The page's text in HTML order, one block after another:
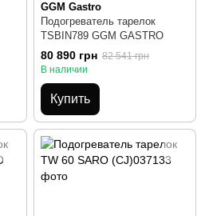
GGM Gastro
Подогреватель тарелок
TSBIN789 GGM GASTRO
80 890 грн 82 541 грн
В наличии
Купить